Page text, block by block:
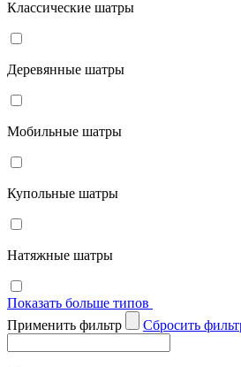
Классические шатры
Деревянные шатры
Мобильные шатры
Купольные шатры
Натяжные шатры
Показать больше типов
Применить фильтр
Cбросить